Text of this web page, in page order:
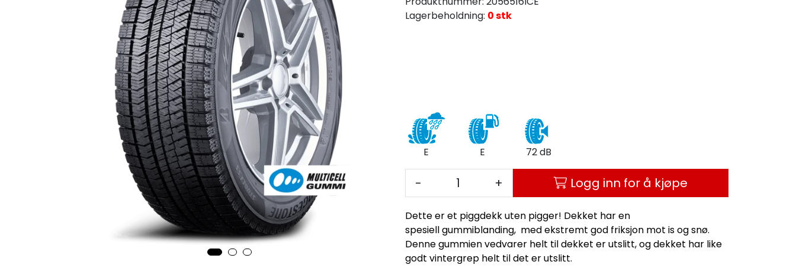
Lagerbeholdning: 0 stk
E E 72 dB
- + Logg inn for å kjøpe
Dette er et piggdekk uten pigger! Dekket har en
spesiell gummiblanding, med ekstremt god friksjon mot is og snø.
Denne gummien vedvarer helt til dekket er utslitt, og dekket har like
godt vintergrep helt til det er utslitt.